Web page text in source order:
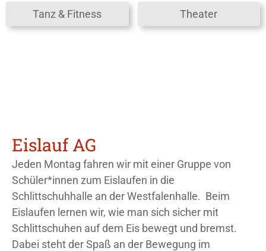
Tanz & Fitness Theater
Eislauf AG
Jeden Montag fahren wir mit einer Gruppe von
Schüler*innen zum Eislaufen in die
Schlittschuhhalle an der Westfalenhalle. Beim
Eislaufen lernen wir, wie man sich sicher mit
Schlittschuhen auf dem Eis bewegt und bremst.
Dabei steht der Spaß an der Bewegung im